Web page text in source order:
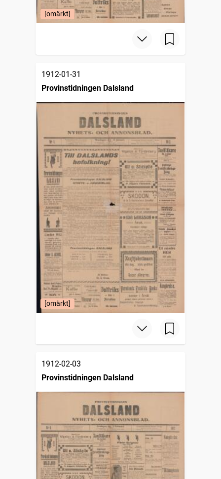
[omärkt]
1912-01-31
Provinstidningen Dalsland
[omärkt]
1912-02-03
Provinstidningen Dalsland